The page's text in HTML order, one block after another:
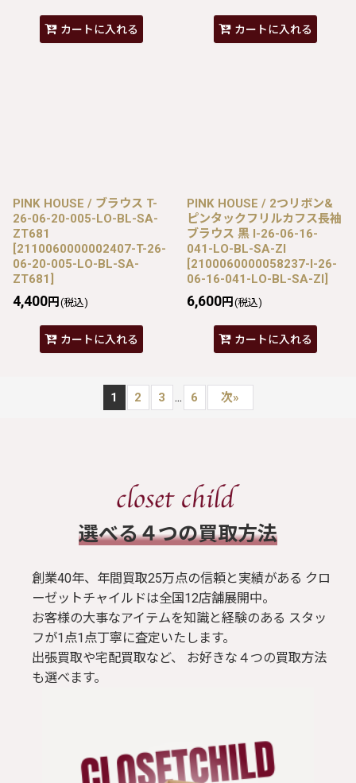
カートに入れる カートに入れる
PINK HOUSE / ブラウス T-
26-06-20-005-LO-BL-SA-
ZT681
[2110060000002407-T-26-
06-20-005-LO-BL-SA-
ZT681 ]
4,400円 (税込)
カートに入れる
PINK HOUSE / 2つリボン&
ピンタックフリルカフス長袖
ブラウス 黒 I-26-06-16-
041-LO-BL-SA-ZI
[2100060000058237-I-26-
06-16-041-LO-BL-SA-ZI]
6,600円 (税込)
カートに入れる
1 2 3 ... 6 次»
​選べる４つの買取方法
創業40年、年間買取25万点の信頼と実績がある クロ
ーゼットチャイルドは全国12店舗展開中。
お客様の大事なアイテムを知識と経験のある スタッ
フが1点1点丁寧に査定いたします。
出張買取や宅配買取など、 お好きな４つの買取方法
も選べます。